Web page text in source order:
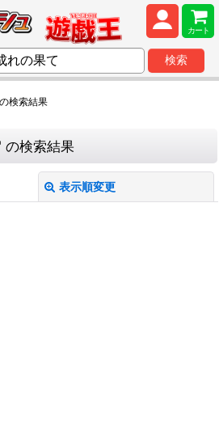
カート
検索
の検索結果
の検索結果
表示順変更